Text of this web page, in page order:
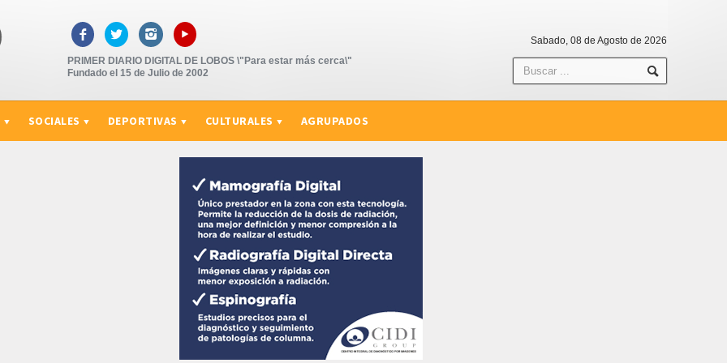
   ▸
PRIMER DIARIO DIGITAL DE LOBOS \"Para estar más cerca\"
Fundado el 15 de Julio de 2002
Sabado, 08 de Agosto de 2026
SOCIALES DEPORTIVAS CULTURALES AGRUPADOS